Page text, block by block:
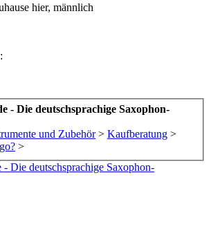
hier, männlich
- Die deutschsprachige Saxophon-
und Zubehör > Kaufberatung >
>